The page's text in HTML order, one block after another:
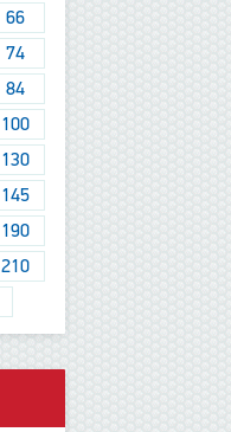
66
74
84
100
130
145
190
210